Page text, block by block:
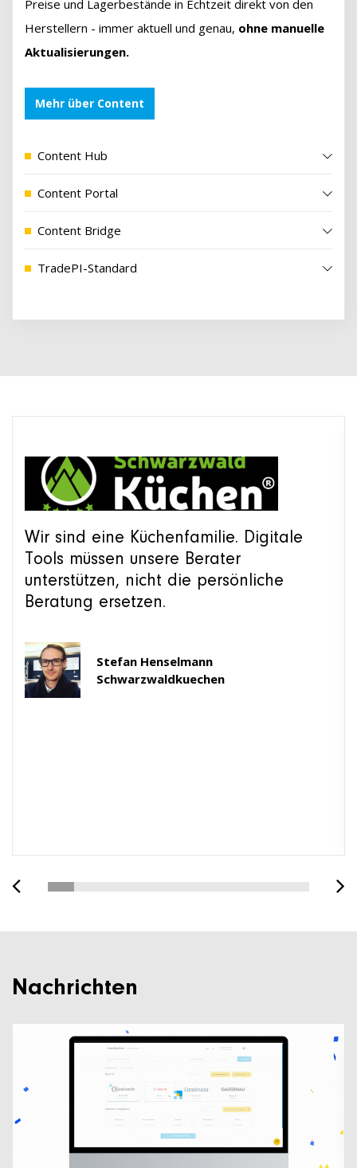
Preise und Lagerbestände in Echtzeit direkt von den
Herstellern - immer aktuell und genau, ohne manuelle
Aktualisierungen.
Mehr über Content
Content Hub
Content Portal
Content Bridge
TradePI-Standard
Wir sind eine Küchenfamilie. Digitale
Tools müssen unsere Berater
unterstützen, nicht die persönliche
Beratung ersetzen.
Stefan Henselmann
Schwarzwaldkuechen
Nachrichten